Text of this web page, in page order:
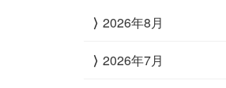
2026年8月
2026年7月